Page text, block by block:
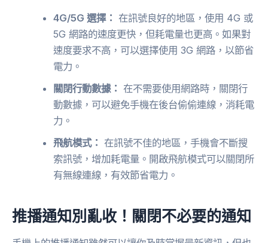
4G/5G 選擇： 在訊號良好的地區，使用 4G 或
5G 網路的速度更快，但耗電量也更高。如果對
速度要求不高，可以選擇使用 3G 網路，以節省
電力。
關閉行動數據： 在不需要使用網路時，關閉行
動數據，可以避免手機在後台偷偷連線，消耗電
力。
飛航模式： 在訊號不佳的地區，手機會不斷搜
索訊號，增加耗電量。開啟飛航模式可以關閉所
有無線連線，有效節省電力。
推播通知別亂收！關閉不必要的通知